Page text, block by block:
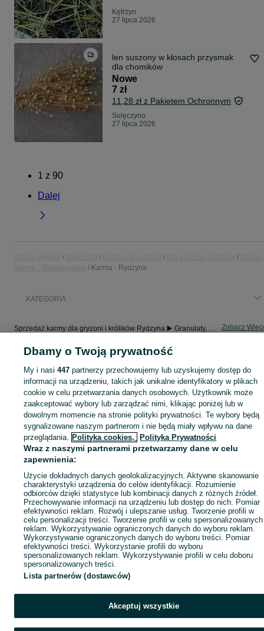
Kętrzyn
27 lipca 2026
len suszony w kłosach przysmak
dla chomików
Nowe
7 zł
11,28 zł z Pakietem Ochronnym
Sulęczyno
27 lipca 2026
1 z 90
Dalej
Karma - Rydzyna
KATEGORIA
Sprzedaż karmy dla gryzoni i królików Rydzyna ▶️ Granulaty, mieszanki ziaren i siano ✅ Duży wybór w atrakcyjnych cenach ☝ Znajdź karmę na OLX.pl! Zobacz
Mapa kategorii
Mapa miejscowości
Mapa ministron
Popularne wyszukiwania
Dbamy o Twoją prywatność
My i nasi447 partnerzy przechowujemy lub uzyskujemy dostęp do
informacji na urządzeniu, takich jak unikalne identyfikatory w plikach
cookie w celu przetwarzania danych osobowych. Użytkownik może
zaakceptować wybory lub zarządzać nimi, klikając poniżej lub w
dowolnym momencie na stronie polityki prywatności. Te wybory będą
sygnalizowane naszym partnerom i nie będą miały wpływu na dane
przeglądania. Polityka cookies, Polityka Prywatności
Wraz z naszymi partnerami przetwarzamy dane w celu
zapewnienia:
Użycie dokładnych danych geolokalizacyjnych. Aktywne skanowanie
charakterystyki urządzenia do celów identyfikacji. Rozumienie
odbiorców dzięki statystyce lub kombinacji danych z różnych źródeł.
Przechowywanie informacji na urządzeniu lub dostęp do nich. Pomiar
efektywności reklam. Rozwój i ulepszanie usług. Tworzenie profili w
celu personalizacji treści. Tworzenie profili w celu spersonalizowanych
reklam. Wykorzystywanie ograniczonych danych do wyboru reklam.
Wykorzystywanie ograniczonych danych do wyboru treści. Pomiar
efektywności treści. Wykorzystanie profili do wyboru
spersonalizowanych reklam. Wykorzystywanie profili w celu doboru
spersonalizowanych treści.
Lista partnerów (dostawców)
Akceptuj wszystkie